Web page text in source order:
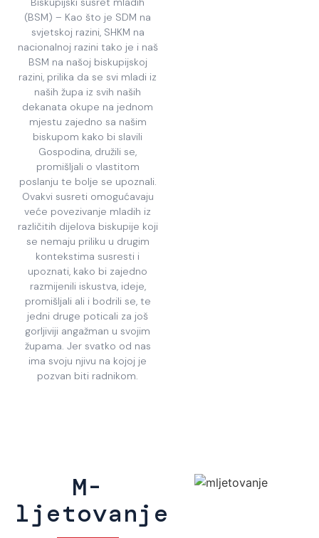
(BSM) – Kao što je SDM na
svjetskoj razini, SHKM na
nacionalnoj razini tako je i naš
BSM na našoj biskupijskoj
razini, prilika da se svi mladi iz
naših župa iz svih naših
dekanata okupe na jednom
mjestu zajedno sa našim
biskupom kako bi slavili
Gospodina, družili se,
promišljali o vlastitom
poslanju te bolje se upoznali.
Ovakvi susreti omogućavaju
veće povezivanje mladih iz
različitih dijelova biskupije koji
se nemaju priliku u drugim
kontekstima susresti i
upoznati, kako bi zajedno
razmijenili iskustva, ideje,
promišljali ali i bodrili se, te
jedni druge poticali za još
gorljiviji angažman u svojim
župama. Jer svatko od nas
ima svoju njivu na kojoj je
pozvan biti radnikom.
M-
ljetovanje